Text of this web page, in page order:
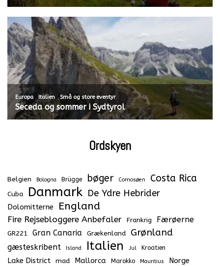
Europa Italien, Små og store eventyr
Seceda og sommer i Sydtyrol
Ordskyen
Belgien Bologna Brügge bøger Comosøen Costa Rica
Cuba Danmark De Ydre Hebrider
Dolomitterne England
Fire Rejsebloggere Anbefaler Frankrig Færøerne
GR221 Gran Canaria Grækenland Grønland
gæsteskribent Island Italien Jul Kroatien
Lake District mad Mallorca Marokko Mauritius Norge